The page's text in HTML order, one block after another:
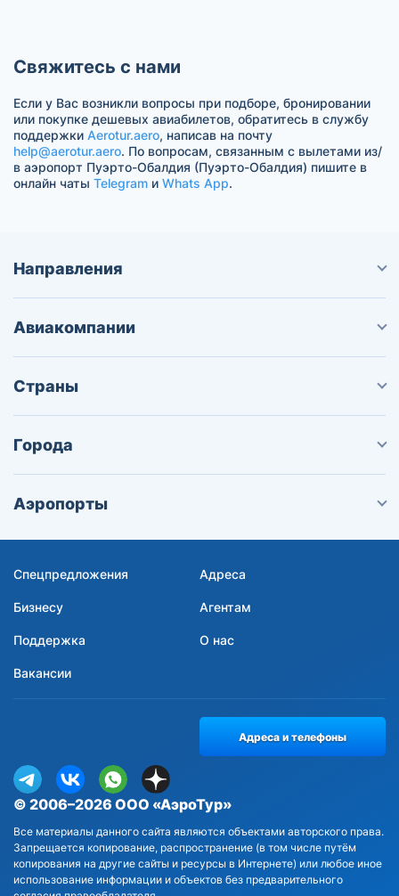
Свяжитесь с нами
Если у Вас возникли вопросы при подборе, бронировании
или покупке дешевых авиабилетов, обратитесь в службу
поддержки Aerotur.aero, написав на почту
help@aerotur.aero. По вопросам, связанным с вылетами из/
в аэропорт Пуэрто-Обалдия (Пуэрто-Обалдия) пишите в
онлайн чаты Telegram и Whats App.
Направления
Авиакомпании
Страны
Города
Аэропорты
Спецпредложения Адреса
Бизнесу Агентам
Поддержка О нас
Вакансии
© 2006–2026 ООО «АэроТур»
Все материалы данного сайта являются объектами авторского права.
Запрещается копирование, распространение (в том числе путём
копирования на другие сайты и ресурсы в Интернете) или любое иное
использование информации и объектов без предварительного
Адреса и телефоны